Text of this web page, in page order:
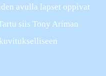
avulla lapset oppivat
siis Tony Ariman